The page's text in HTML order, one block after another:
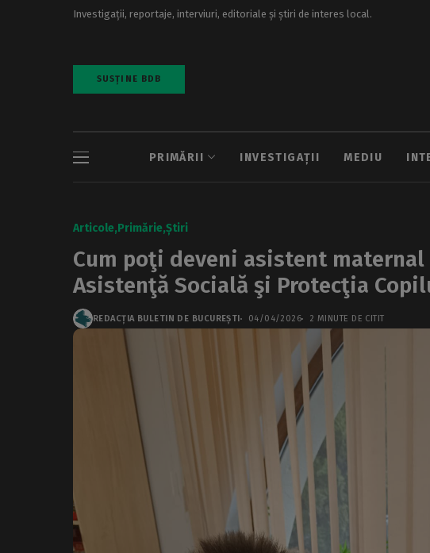
Investigații, reportaje, interviuri, editoriale și știri de interes local.
SUSȚINE BDB
PRIMĂRII INVESTIGAȚII MEDIU
Articole Primărie Știri
Cum poţi deveni asistent maternal
Asistenţă Socială şi Protecţia
REDACȚIA BULETIN DE BUCUREȘTI 04/04/2026 2 MINUTE DE CITIT